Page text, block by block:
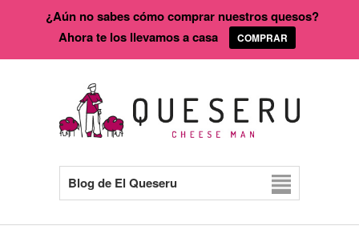
Blog de El Queseru
¿Aún no sabes cómo comprar nuestros quesos?
Ahora te los llevamos a casa
COMPRAR